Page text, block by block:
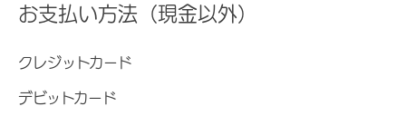
お支払い方法（現金以外）
クレジットカード
デビットカード